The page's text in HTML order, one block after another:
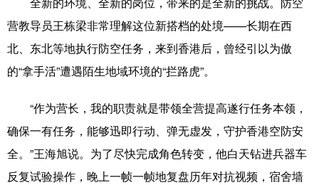
营教导员王栋梁非常理解这位新搭档的处境——长期在西
北、东北等地执行防空任务，来到香港后，曾经引以为傲
的“拿手活”遭遇陌生地域环境的“拦路虎”。
“作为营长，我的职责就是带领全营提高遂行任务本领，
确保一有任务，能够迅即行动、弹无虚发，守护香港空防安
全。”王海旭说。为了尽快完成角色转变，他白天钻进兵器车
反复试验操作，晚上一帧一帧地复盘历年对抗视频，宿舍墙